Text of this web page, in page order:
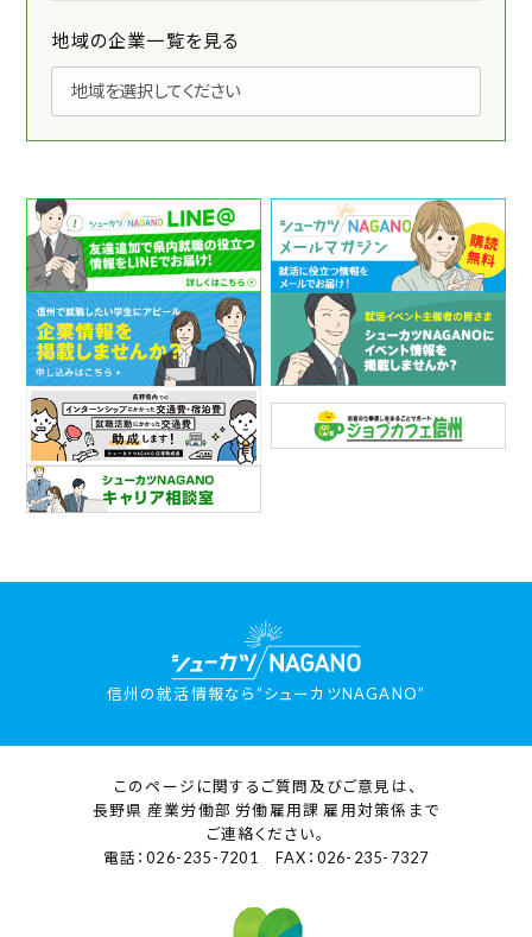
地域の企業一覧を見る
信州の就活情報なら“シューカツNAGANO”
このページに関するご質問及びご意見は、
長野県 産業労働部 労働雇用課 雇用対策係まで
ご連絡ください。
電話：026-235-7201 FAX：026-235-7327